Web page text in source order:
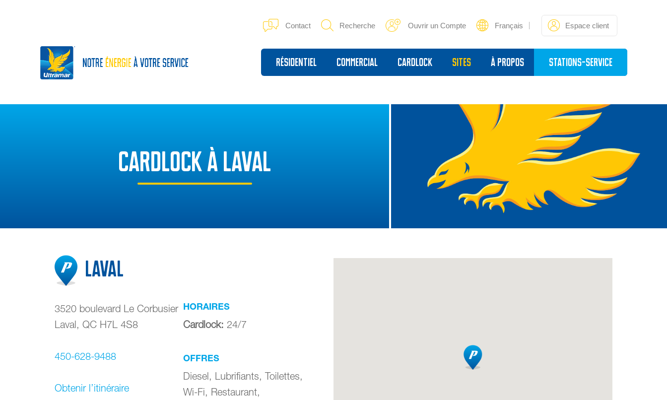
Contact Recherche Ouvrir un Compte Français Espace client
Résidentiel Commercial Cardlock sites À propos Stations-service
CARDLOCK À LAVAL
Laval
3520 boulevard Le Corbusier
Laval QC H7L 4S8
450-628-9488
Obtenir l’itinéraire
HORAIRES
Cardlock: 24/7
OFFRES
Diesel, Lubrifiants, Toilettes,
Wi-Fi, Restaurant,